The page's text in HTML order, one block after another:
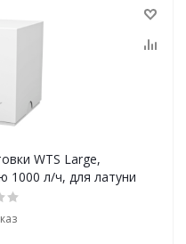
WTS Large,
1000 л/ч, для латуни